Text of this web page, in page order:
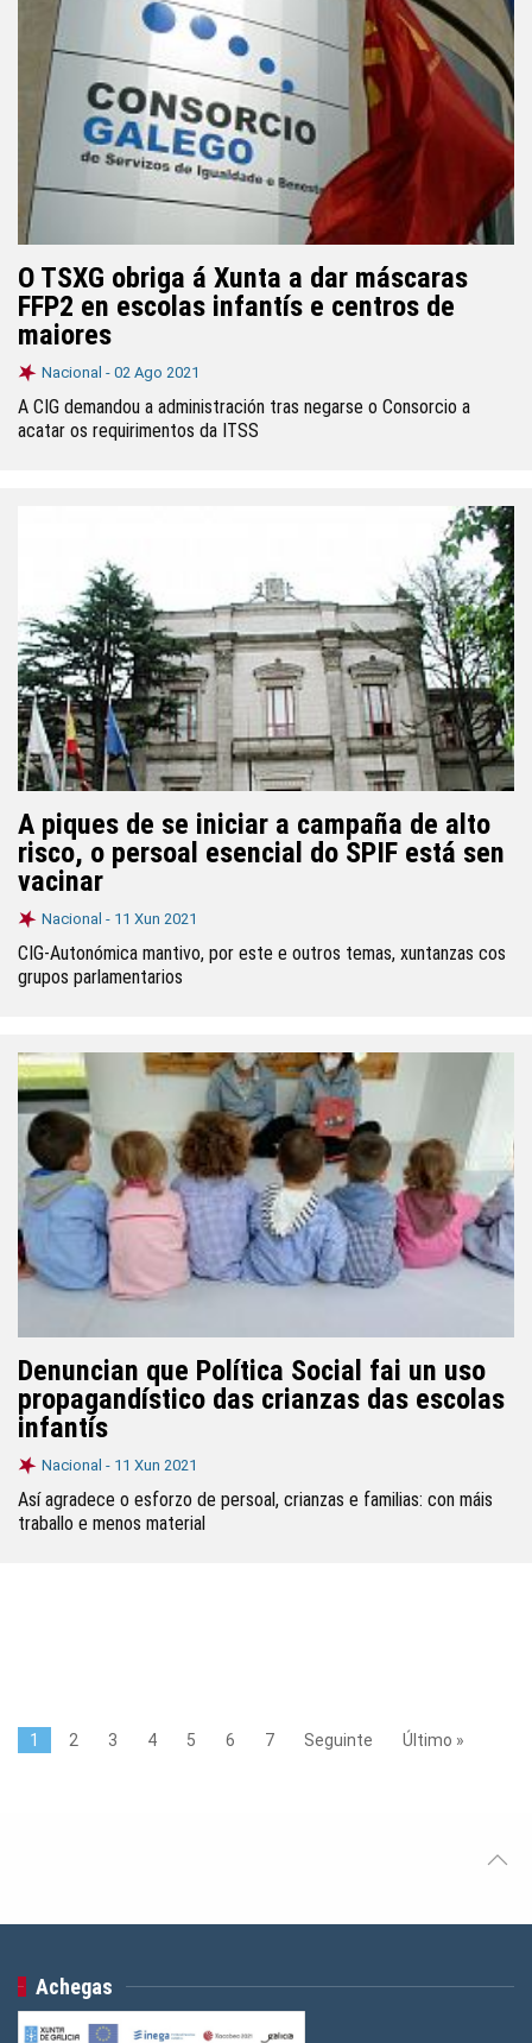
O TSXG obriga á Xunta a dar máscaras
FFP2 en escolas infantís e centros de
maiores
Nacional - 02 Ago 2021
A CIG demandou a administración tras negarse o Consorcio a
acatar os requirimentos da ITSS
A piques de se iniciar a campaña de alto
risco, o persoal esencial do SPIF está sen
vacinar
Nacional - 11 Xun 2021
CIG-Autonómica mantivo, por este e outros temas, xuntanzas cos
grupos parlamentarios
Denuncian que Política Social fai un uso
propagandístico das crianzas das escolas
infantís
Nacional - 11 Xun 2021
Así agradece o esforzo de persoal, crianzas e familias: con máis
traballo e menos material
1 2 3 4 5 6 7 Seguinte Último »
Achegas